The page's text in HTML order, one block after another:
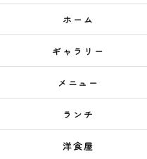
ホーム
ギャラリー
メニュー
ランチ
洋食屋